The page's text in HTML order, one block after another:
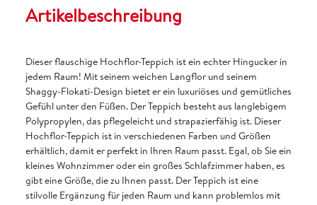
Artikelbeschreibung
Dieser flauschige Hochflor-Teppich ist ein echter Hingucker in
jedem Raum! Mit seinem weichen Langflor und seinem
Shaggy-Flokati-Design bietet er ein luxuriöses und gemütliches
Gefühl unter den Füßen. Der Teppich besteht aus langlebigem
Polypropylen, das pflegeleicht und strapazierfähig ist. Dieser
Hochflor-Teppich ist in verschiedenen Farben und Größen
erhältlich, damit er perfekt in Ihren Raum passt. Egal, ob Sie ein
kleines Wohnzimmer oder ein großes Schlafzimmer haben, es
gibt eine Größe, die zu Ihnen passt. Der Teppich ist eine
stilvolle Ergänzung für jeden Raum und kann problemlos mit